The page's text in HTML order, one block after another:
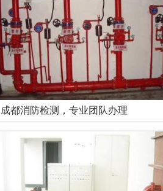
成都消防检测，专业团队办理